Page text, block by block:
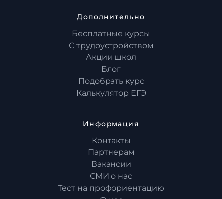
Дополнительно
Бесплатные курсы
С трудоустройством
Акции школ
Блог
Подобрать курс
Калькулятор ЕГЭ
Информация
Контакты
Партнерам
Вакансии
СМИ о нас
Тест на профориентацию